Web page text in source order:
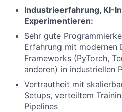
Industrieerfahrung, KI-
Experimentieren:
Sehr gute
Erfahrung mit modernen
Frameworks (PyTorch,
anderen) in industriellen
Vertrautheit mit
Setups, verteiltem
Pipelines